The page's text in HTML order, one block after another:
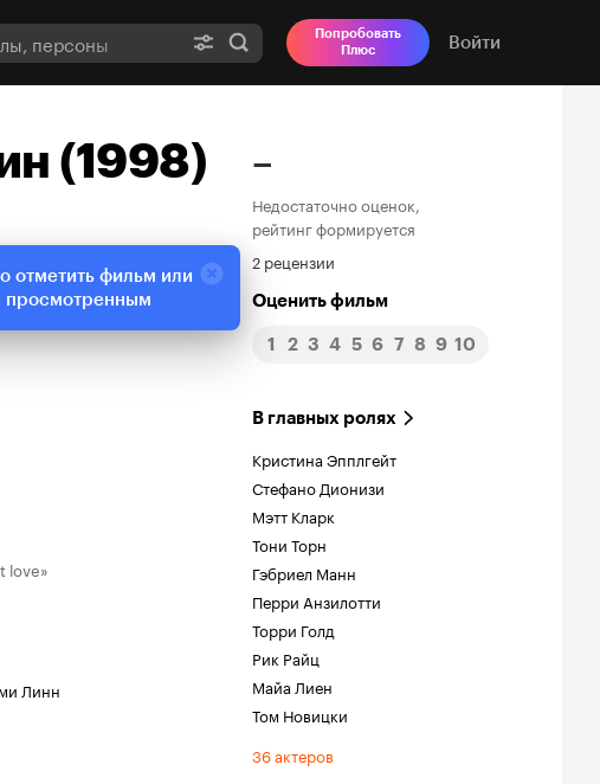
Попробовать
Плюс
Войти
(1998) –
Недостаточно оценок,
рейтинг формируется
2 рецензии
Оценить фильм
1 2 3 4 5 6 7 8 9 10
love»
Линн
В главных ролях
Кристина Эпплгейт
Стефано Дионизи
Мэтт Кларк
Тони Торн
Гэбриел Манн
Перри Анзилотти
Торри Голд
Рик Райц
Майа Лиен
Том Новицки
36 актеров
отметить фильм или
просмотренным